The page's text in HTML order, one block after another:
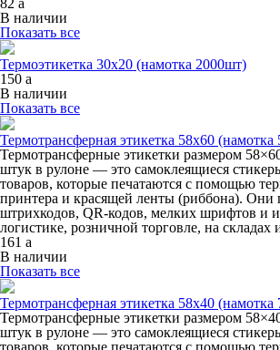
82 a
В наличии
Показать все
Термоэтикетка 30х20 (намотка 2000шт)
150 a
В наличии
Показать все
Термотрансферная этикетка 58х60 (намотка
Термотрансферные этикетки размером
штук в рулоне — это самоклеящиеся
товаров, которые печатаются с помощью
принтера и красящей ленты (риббона). Они
штрихкодов, QR-кодов, мелких шрифтов и
логистике, розничной торговле, на складах
161 a
В наличии
Показать все
Термотрансферная этикетка 58х40 (намотка
Термотрансферные этикетки размером
штук в рулоне — это самоклеящиеся
товаров, которые печатаются с помощью